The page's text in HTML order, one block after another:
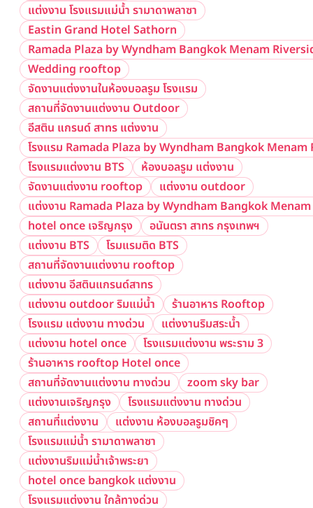
แต่งงาน โรงแรมแม่น้ำ รามาดาพลาซา
Eastin Grand Hotel Sathorn
Ramada Plaza by Wyndham Bangkok Menam
Wedding rooftop
จัดงานแต่งงานในห้องบอลรูม โรงแรม
สถานที่จัดงานแต่งงาน Outdoor
อีสติน แกรนด์ สาทร แต่งงาน
โรงแรม Ramada Plaza by Wyndham Bangkok Menam
โรงแรมแต่งงาน BTS
ห้องบอลรูม แต่งงาน
จัดงานแต่งงาน rooftop
แต่งงาน outdoor
แต่งงาน Ramada Plaza by Wyndham Bangkok
hotel once เจริญกรุง
อนันตรา สาทร กรุงเทพฯ
แต่งงาน BTS
โรมแรมติด BTS
สถานที่จัดงานแต่งงาน rooftop
แต่งงาน อีสตินแกรนด์สาทร
แต่งงาน outdoor ริมแม่น้ำ
ร้านอาหาร Rooftop
โรงแรม แต่งงาน ทางด่วน
แต่งงานริมสระน้ำ
แต่งงาน hotel once
โรงแรมแต่งงาน พระราม 3
ร้านอาหาร rooftop Hotel once
สถานที่จัดงานแต่งงาน ทางด่วน
zoom sky bar
แต่งงานเจริญกรุง
โรงแรมแต่งงาน ทางด่วน
สถานที่แต่งงาน
แต่งงาน ห้องบอลรูมชิคๆ
โรงแรมแม่น้ำ รามาดาพลาซา
แต่งงานริมแม่น้ำเจ้าพระยา
hotel once bangkok แต่งงาน
โรงแรมแต่งงาน ใกล้ทางด่วน